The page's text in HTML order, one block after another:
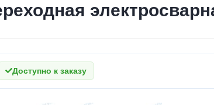
Доступно к заказу